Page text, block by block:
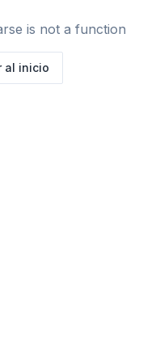
is not a function
al inicio